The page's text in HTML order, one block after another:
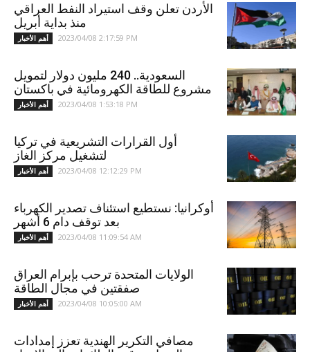
الأردن تعلن وقف استيراد النفط العراقي
منذ بداية أبريل
أهم الأخبار 2023/04/08 2:17:59 PM
السعودية.. 240 مليون دولار لتمويل
مشروع للطاقة الكهرومائية في باكستان
أهم الأخبار 2023/04/08 1:53:18 PM
أول القرارات التشريعية في تركيا
لتشغيل مركز الغاز
أهم الأخبار 2023/04/08 12:12:29 PM
أوكرانيا: نستطيع استئناف تصدير الكهرباء
بعد توقف دام 6 أشهر
أهم الأخبار 2023/04/08 11:09:54 AM
الولايات المتحدة ترحب بإبرام العراق
صفقتين في مجال الطاقة
أهم الأخبار 2023/04/08 10:05:00 AM
مصافي التكرير الهندية تعزز إمدادات